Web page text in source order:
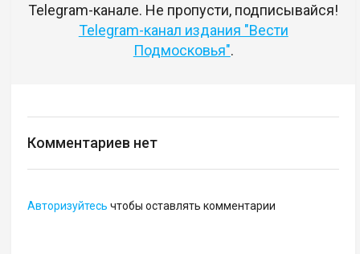
Telegram-канале. Не пропусти, подписывайся!
Telegram-канал издания "Вести
Подмосковья".
Комментариев нет
Авторизуйтесь чтобы оставлять комментарии